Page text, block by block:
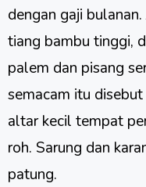
dengan gaji
tiang bambu tinggi,
palem dan pisang
semacam itu
altar kecil tempat
roh. Sarung dan
patung.